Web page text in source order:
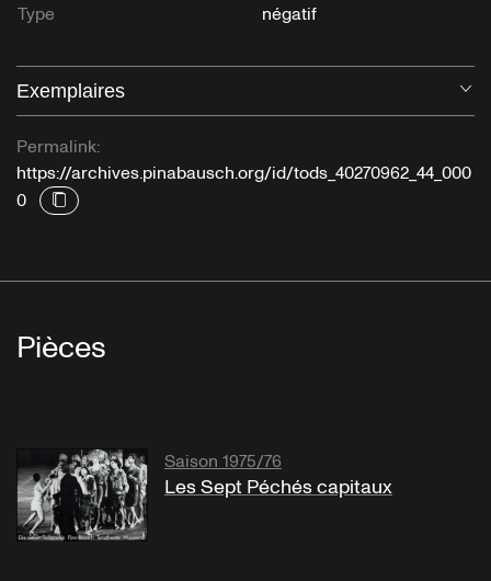
Type
négatif
Exemplaires
Permalink:
https://archives.pinabausch.org/id/tods_40270962_44_000
0
Pièces
Saison 1975/76
Les Sept Péchés capitaux